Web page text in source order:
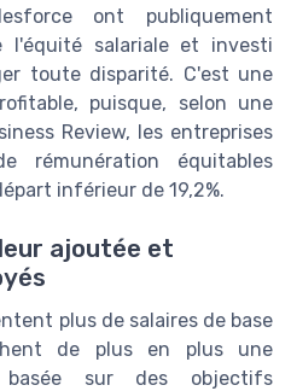
ont publiquement
l'équité salariale et investi
toute disparité. C'est une
puisque, selon une
Review, les entreprises
rémunération équitables
inférieur de 19,2%.
ajoutée et
plus de salaires de base
de plus en plus une
basée sur des objectifs